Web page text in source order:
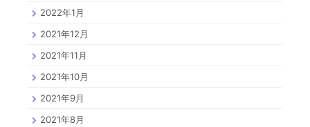
2022年1月
2021年12月
2021年11月
2021年10月
2021年9月
2021年8月